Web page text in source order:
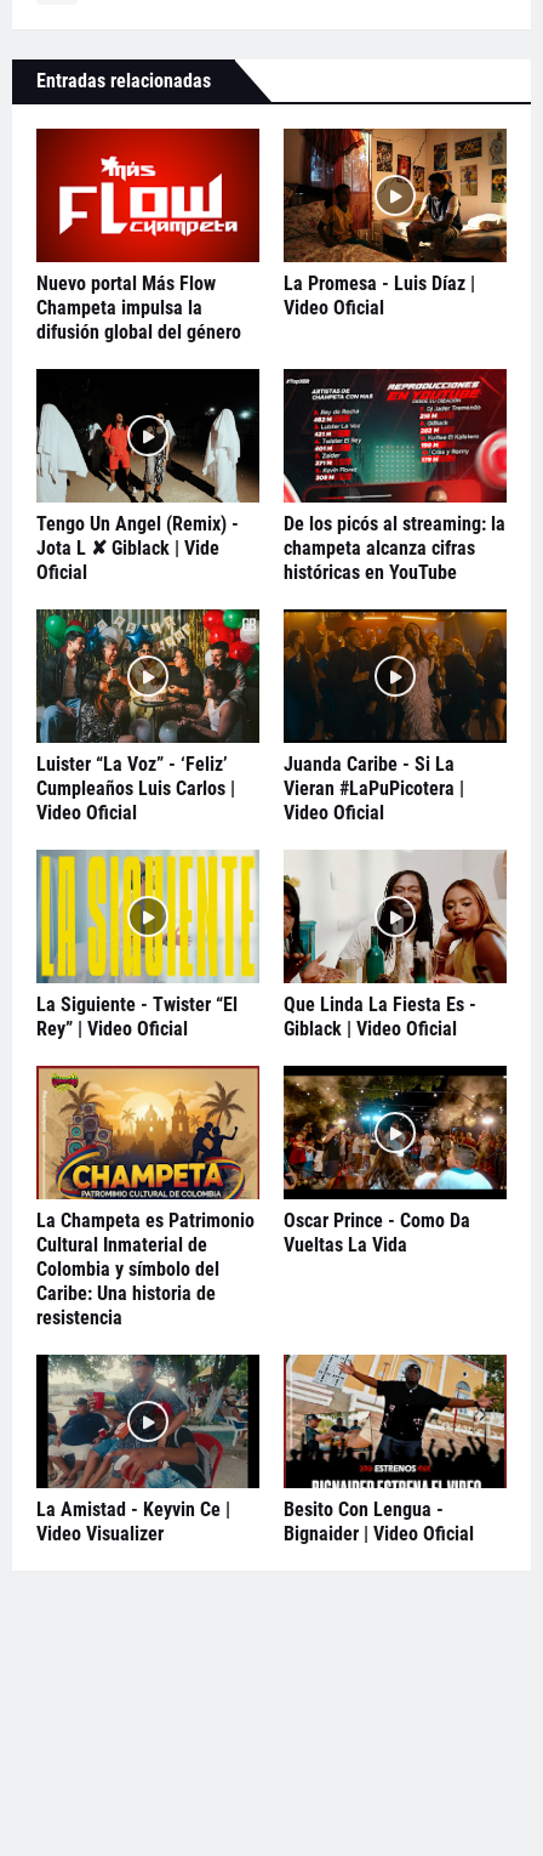
Entradas relacionadas
Nuevo portal Más Flow
Champeta impulsa la
difusión global del género
La Promesa - Luis Díaz |
Video Oficial
Tengo Un Angel (Remix) -
Jota L ✘ Giblack | Vide
Oficial
De los picós al streaming: la
champeta alcanza cifras
históricas en YouTube
Luister “La Voz” - ‘Feliz’
Cumpleaños Luis Carlos |
Video Oficial
Juanda Caribe - Si La
Vieran #LaPuPicotera |
Video Oficial
La Siguiente - Twister “El
Rey” | Video Oficial
Que Linda La Fiesta Es -
Giblack | Video Oficial
La Champeta es Patrimonio
Cultural Inmaterial de
Colombia y símbolo del
Caribe: Una historia de
resistencia
Oscar Prince - Como Da
Vueltas La Vida
La Amistad - Keyvin Ce |
Video Visualizer
Besito Con Lengua -
Bignaider | Video Oficial